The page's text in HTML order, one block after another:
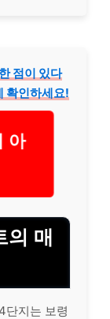
점이 있다
확인하세요!
의 매
단지는 보령